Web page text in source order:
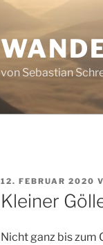
von Sebastian
VERÖFFENTLICHT
AM
12. FEBRUAR 2020
Kleiner
Nicht ganz bis zum